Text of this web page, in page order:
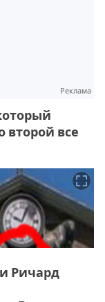
Реклама
второй все
Ричард